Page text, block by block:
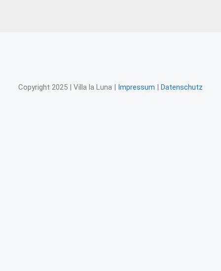
Copyright 2025 | Villa la Luna | Impressum Datenschutz